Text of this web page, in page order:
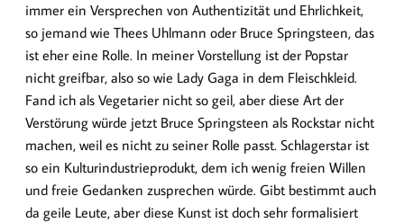
immer ein Versprechen von Authentizität und Ehrlichkeit,
so jemand wie Thees Uhlmann oder Bruce Springsteen, das
ist eher eine Rolle. In meiner Vorstellung ist der Popstar
nicht greifbar, also so wie Lady Gaga in dem Fleischkleid.
Fand ich als Vegetarier nicht so geil, aber diese Art der
Verstörung würde jetzt Bruce Springsteen als Rockstar nicht
machen, weil es nicht zu seiner Rolle passt. Schlagerstar ist
so ein Kulturindustrieprodukt, dem ich wenig freien Willen
und freie Gedanken zusprechen würde. Gibt bestimmt auch
da geile Leute, aber diese Kunst ist doch sehr formalisiert